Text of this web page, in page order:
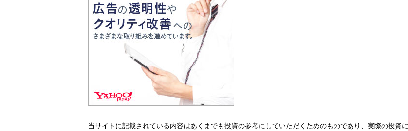
当サイトに記載されている内容はあくまでも投資の参考にしていただくためのものであり、実際の投資に